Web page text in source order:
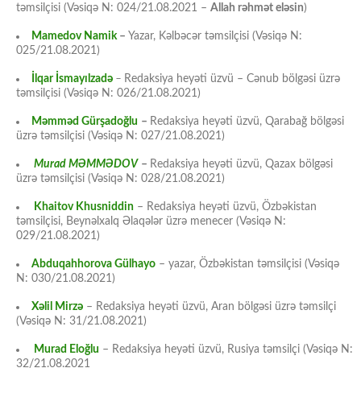
təmsilçisi (Vəsiqə N: 024/21.08.2021 – Allah rəhmət eləsin)
Mamedov Namik – Yazar, Kəlbəcər təmsilçisi (Vəsiqə N:
025/21.08.2021)
İlqar İsmayılzadə – Redaksiya heyəti üzvü – Cənub bölgəsi üzrə
təmsilçisi (Vəsiqə N: 026/21.08.2021)
Məmməd Gürşadoğlu – Redaksiya heyəti üzvü, Qarabağ bölgəsi
üzrə təmsilçisi (Vəsiqə N: 027/21.08.2021)
Murad MƏMMƏDOV – Redaksiya heyəti üzvü, Qazax bölgəsi
üzrə təmsilçisi (Vəsiqə N: 028/21.08.2021)
Khaitov Khusniddin – Redaksiya heyəti üzvü, Özbəkistan
təmsilçisi, Beynəlxalq Əlaqələr üzrə menecer (Vəsiqə N:
029/21.08.2021)
Abduqahhorova Gülhayo – yazar, Özbəkistan təmsilçisi (Vəsiqə
N: 030/21.08.2021)
Xəlil Mirzə – Redaksiya heyəti üzvü, Aran bölgəsi üzrə təmsilçi
(Vəsiqə N: 31/21.08.2021)
Murad Eloğlu – Redaksiya heyəti üzvü, Rusiya təmsilçi (Vəsiqə N:
32/21.08.2021